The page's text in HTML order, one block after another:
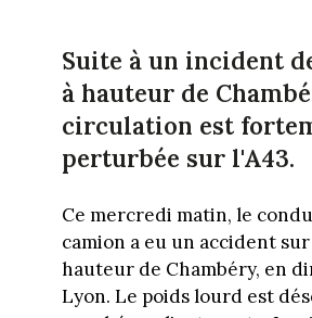
Suite à un incident
à hauteur de
circulation est
perturbée sur l'A43.
Ce mercredi matin, le
camion a eu un accident sur
hauteur de Chambéry, en
Lyon. Le poids lourd est